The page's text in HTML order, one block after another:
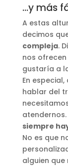
…y más
A estas
decimos
compleja.
nos
gustaría a
En
hablar del
atendernos.
siempre
No es que
alguien